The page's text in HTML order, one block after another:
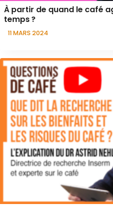
À partir de quand le café
temps ?
11 MARS 2024